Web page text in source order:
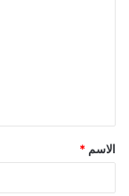
ق
*
الاسم *